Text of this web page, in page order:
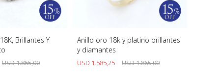
Brillantes Y
USD1.865,00
Anillo oro 18k y platino brillantes
y diamantes
USD 1.585,25 USD1.865,00